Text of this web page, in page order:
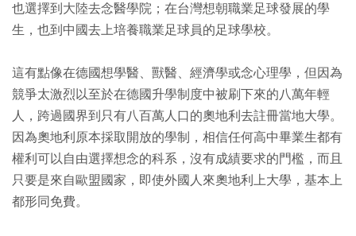
也選擇到大陸去念醫學院；在台灣想朝職業足球發展的學
生，也到中國去上培養職業足球員的足球學校。
這有點像在德國想學醫、獸醫、經濟學或念心理學，但因為
競爭太激烈以至於在德國升學制度中被刷下來的八萬年輕
人，跨過國界到只有八百萬人口的奧地利去註冊當地大學。
因為奧地利原本採取開放的學制，相信任何高中畢業生都有
權利可以自由選擇想念的科系，沒有成績要求的門檻，而且
只要是來自歐盟國家，即使外國人來奧地利上大學，基本上
都形同免費。